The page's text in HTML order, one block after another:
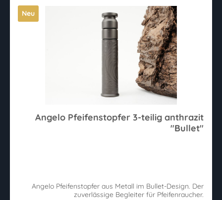
Neu
Angelo Pfeifenstopfer 3-teilig anthrazit
"Bullet"
Angelo Pfeifenstopfer aus Metall im Bullet-Design. Der
zuverlässige Begleiter für Pfeifenraucher.